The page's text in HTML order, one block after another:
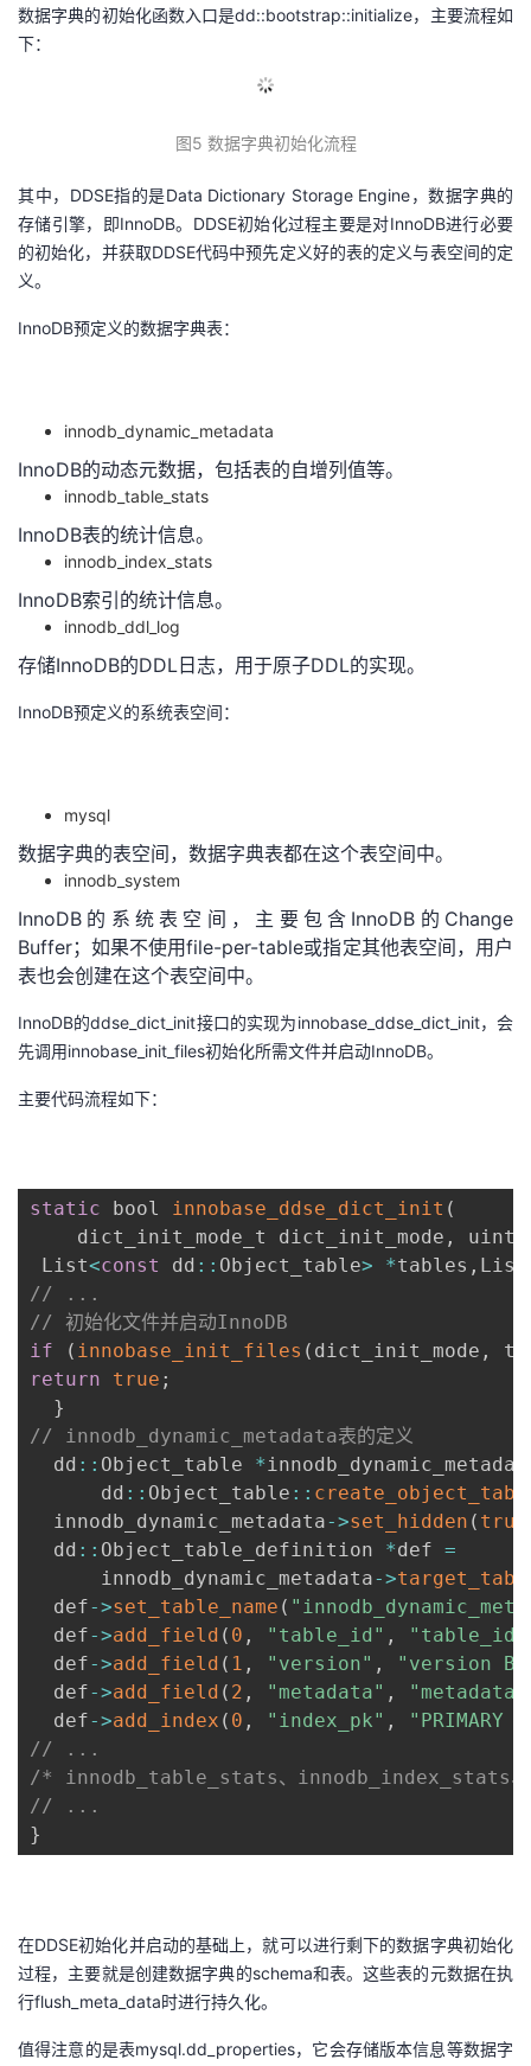
数据字典的初始化函数入口是dd::bootstrap::initialize，主要流程如
下：
图5 数据字典初始化流程
其中，DDSE指的是Data Dictionary Storage Engine，数据字典的
存储引擎，即InnoDB。DDSE初始化过程主要是对InnoDB进行必要
的初始化，并获取DDSE代码中预先定义好的表的定义与表空间的定
义。
InnoDB预定义的数据字典表：
innodb_dynamic_metadata
InnoDB的动态元数据，包括表的自增列值等。
innodb_table_stats
InnoDB表的统计信息。
innodb_index_stats
InnoDB索引的统计信息。
innodb_ddl_log
存储InnoDB的DDL日志，用于原子DDL的实现。
InnoDB预定义的系统表空间：
mysql
数据字典的表空间，数据字典表都在这个表空间中。
innodb_system
InnoDB的系统表空间，主要包含InnoDB的Change
Buffer；如果不使用file-per-table或指定其他表空间，用户
表也会创建在这个表空间中。
InnoDB的ddse_dict_init接口的实现为innobase_ddse_dict_init，会
先调用innobase_init_files初始化所需文件并启动InnoDB。
主要代码流程如下：
static bool innobase_ddse_dict_init (
dict_init_mode_t dict_init_mode , uint
List<const dd : : Object_table> *tables , List
// ...
// 初始化文件并启动InnoDB
if
( innobase_init_files ( dict_init_mode ,
return
true ;
}
// innodb_dynamic_metadata表的定义
  dd
: : Object_table *
      dd
: : Object_table : :
  innodb_dynamic_metadata
->set_hidden ( true
  dd
: : Object_table_definition *def =
      innodb_dynamic_metadata
->
  def
->set_table_name (
  def
->add_field ( 0 , "table_id" ,
"table_id
  def
->add_field ( 1 , "version" ,
"version
  def
->add_field ( 2 , "metadata" ,
"metadata
  def
->add_index ( 0 , "index_pk" ,
// ...
/* innodb_table_stats、innodb_index_stats、
// ...
}
在DDSE初始化并启动的基础上，就可以进行剩下的数据字典初始化
过程，主要就是创建数据字典的schema和表。这些表的元数据在执
行flush_meta_data时进行持久化。
值得注意的是表mysql.dd_properties，它会存储版本信息等数据字